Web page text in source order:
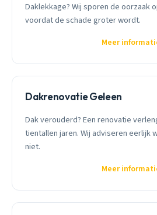
Daklekkage? Wij sporen de oorzaak
voordat de schade groter wordt.
Meer
Dakrenovatie Geleen
Dak verouderd? Een renovatie
tientallen jaren. Wij adviseren eerlijk
niet.
Meer